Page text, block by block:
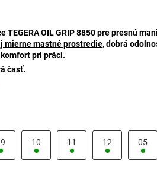
10 11 12 05
TEGERA OIL GRIP 8850 pre presnú
mierne mastné prostredie, dobrá
pri práci.
časť.